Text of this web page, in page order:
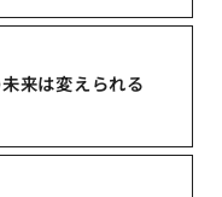
来は変えられる